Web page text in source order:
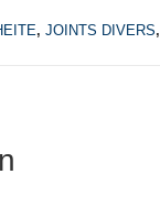
,JOINTS DIVERS,